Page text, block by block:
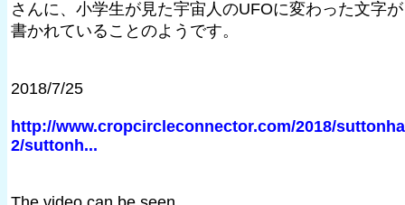
さんに、小学生が見た宇宙人のUFOに変わった文字が
書かれていることのようです。
2018/7/25
http://www.cropcircleconnector.com/2018/
2/suttonh...